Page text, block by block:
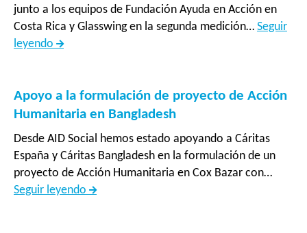
junto a los equipos de Fundación Ayuda en Acción en
Costa Rica y Glasswing en la segunda medición… Seguir
leyendo Medición
Convenio“Integrémonos:
Inclusión
y
sociocultural
de
población
Apoyo a la formulación de proyecto de Acción
Humanitaria en Bangladesh
Desde AID Social hemos estado apoyando a Cáritas
España y Cáritas Bangladesh en la formulación de un
proyecto de Acción Humanitaria en Cox Bazar con…
Seguir leyendo Apoyo